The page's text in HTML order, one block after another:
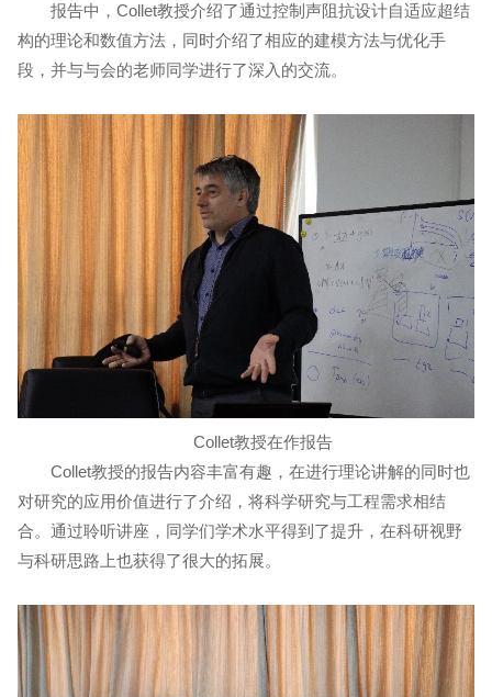
报告中，Collet教授介绍了通过控制声阻抗设计自适应超结
构的理论和数值方法，同时介绍了相应的建模方法与优化手
段，并与与会的老师同学进行了深入的交流。
Collet教授在作报告
Collet教授的报告内容丰富有趣，在进行理论讲解的同时也
对研究的应用价值进行了介绍，将科学研究与工程需求相结
合。通过聆听讲座，同学们学术水平得到了提升，在科研视野
与科研思路上也获得了很大的拓展。